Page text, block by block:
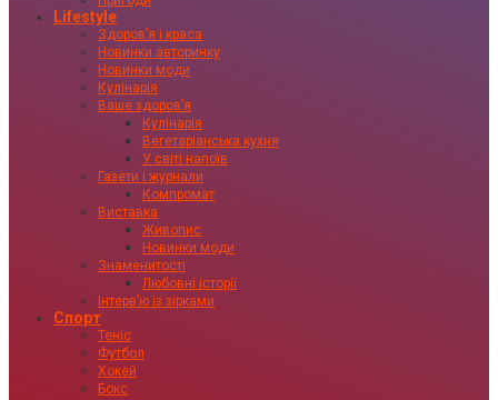
Lifestyle
Здоровʼя і краса
Новинки авторинку
Новинки моди
Кулінарія
Ваше здоровʼя
Кулінарія
Вегетаріанська кухня
У світі напоїв
Газети і журнали
Компромат
Виставка
Живопис
Новинки моди
Знаменитості
Любовні історії
Інтервʼю із зірками
Спорт
Теніс
Футбол
Хокей
Бокс